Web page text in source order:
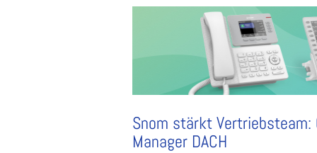
Snom stärkt Vertriebsteam:
Manager DACH